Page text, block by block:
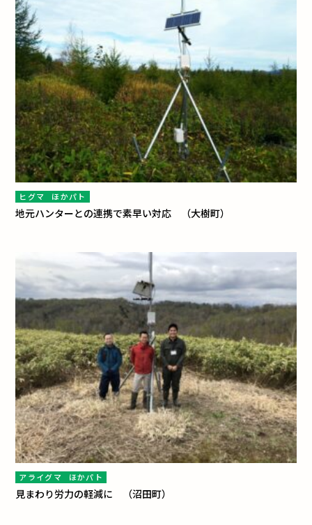
ヒグマ ほかパト
地元ハンターとの連携で素早い対応 （大樹町）
アライグマ ほかパト
見まわり労力の軽減に （沼田町）